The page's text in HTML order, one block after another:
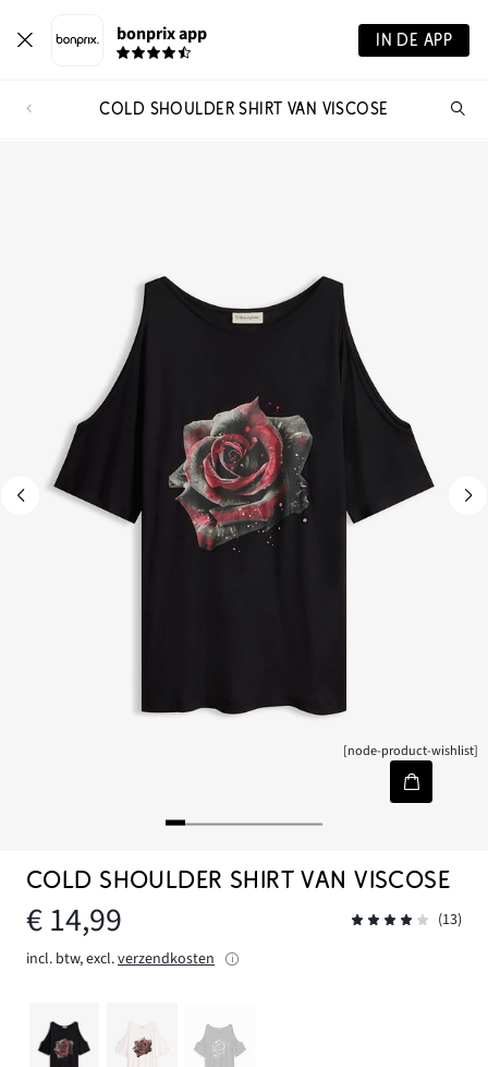
bonprix app IN DE APP
COLD SHOULDER SHIRT VAN VISCOSE
[node-product-wishlist]
COLD SHOULDER SHIRT VAN VISCOSE
€ 14,99
(13)
incl. btw, excl.verzendkosten